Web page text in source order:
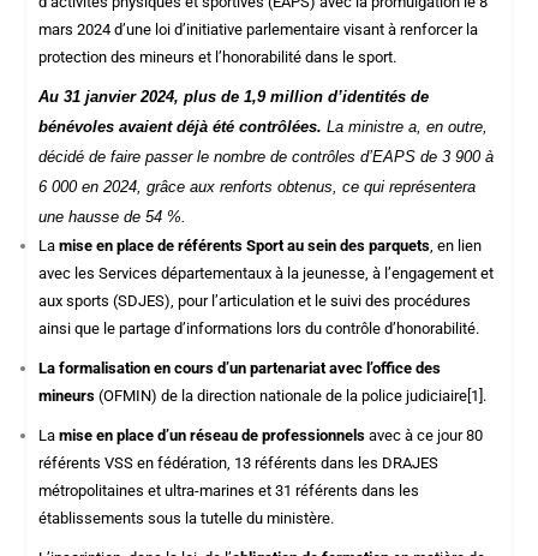
mars 2024 d’une loi d’initiative parlementaire visant à renforcer la
protection des mineurs et l’honorabilité dans le sport.
Au 31 janvier 2024, plus de 1,9 million d’identités de
bénévoles avaient déjà été contrôlées.La ministre a, en outre,
décidé de faire passer le nombre de contrôles d’EAPS de 3 900 à
6 000 en 2024, grâce aux renforts obtenus, ce qui représentera
une hausse de 54 %.
Lamise en place de référents Sport au sein des parquets, en lien
avec les Services départementaux à la jeunesse, à l’engagement et
aux sports (SDJES), pour l’articulation et le suivi des procédures
ainsi que le partage d’informations lors du contrôle d’honorabilité.
La formalisation en cours d’un partenariat avec l’office des
mineurs (OFMIN) de la direction nationale de la police judiciaire [1] .
Lamise en place d’un réseau de professionnels avec à ce jour 80
référents VSS en fédération, 13 référents dans les DRAJES
métropolitaines et ultra-marines et 31 référents dans les
établissements sous la tutelle du ministère.